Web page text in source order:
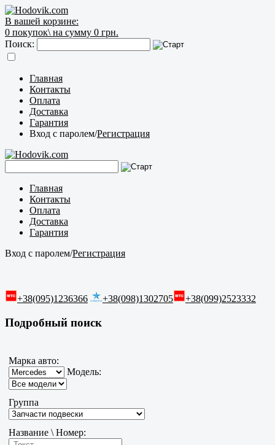
В вашей корзине:
0 покупок\ на сумму 0 грн.
Поиск:
Главная
Контакты
Оплата
Доставка
Гарантия
Вход с паролем/Регистрация
Главная
Контакты
Оплата
Доставка
Гарантия
Вход с паролем/Регистрация
+38(095)1236366 +38(098)1302705 +38(099)2523332
Подробный поиск
Марка авто:
Модель:
Группа
Название \ Номер: